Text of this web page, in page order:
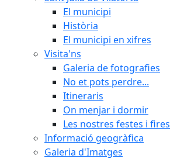
El municipi
Història
El municipi en xifres
Visita'ns
Galeria de fotografies
No et pots perdre...
Itineraris
On menjar i dormir
Les nostres festes i fires
Informació geogràfica
Galeria d'Imatges